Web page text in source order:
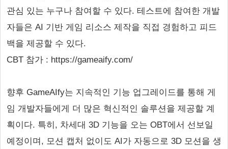
관심 있는 누구나 참여할 수 있다. 테스트에 참여한 개발
자들은 AI 기반 게임 리소스 제작을 직접 경험하고 피드
백을 제공할 수 있다.
CBT 참가 : https://gameaify.com/
향후 GameAIfy는 지속적인 기능 업그레이드를 통해 게
임 개발자들에게 더 많은 혁신적인 솔루션을 제공할 계
획이다. 특히, 차세대 3D 기능을 오는 OBT에서 선보일
예정이며, 모션 캡처 없이도 AI가 자동으로 3D 모션을 생